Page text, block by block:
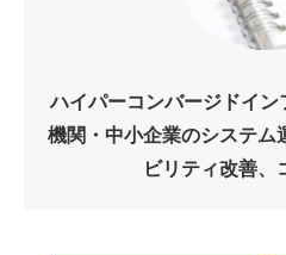
ハイパーコンバージドイ
機関・中小企業のシステム
ビリティ改善、